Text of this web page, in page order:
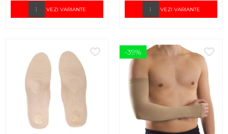
VEZI VARIANTE VEZI VARIANTE
-39%